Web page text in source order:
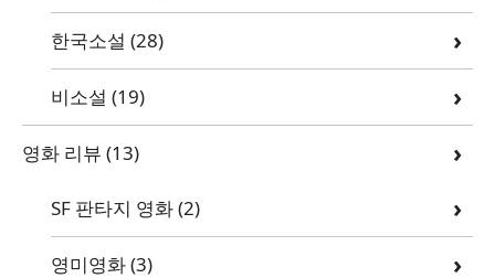
한국소설 (28)
비소설 (19)
영화 리뷰 (13)
SF 판타지 영화(2)
영미영화(3)